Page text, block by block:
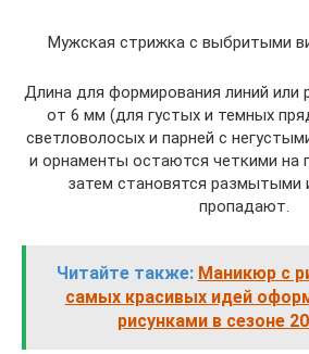
Мужская стрижка с выбритыми
Длина для формирования линий или
от 6 мм (для густых и темных
светловолосых и парней с
и орнаменты остаются четкими на
затем становятся размытыми
пропадают.
Читайте также: Маникюр с
самых красивых идей
рисунками в сезоне